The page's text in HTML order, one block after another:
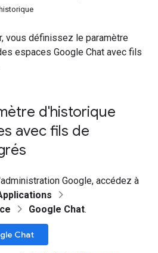
vous définissez le paramètre
espaces Google Chat avec fils
d'historique
avec fils de
Google, accédez à
Google Chat.
Chat